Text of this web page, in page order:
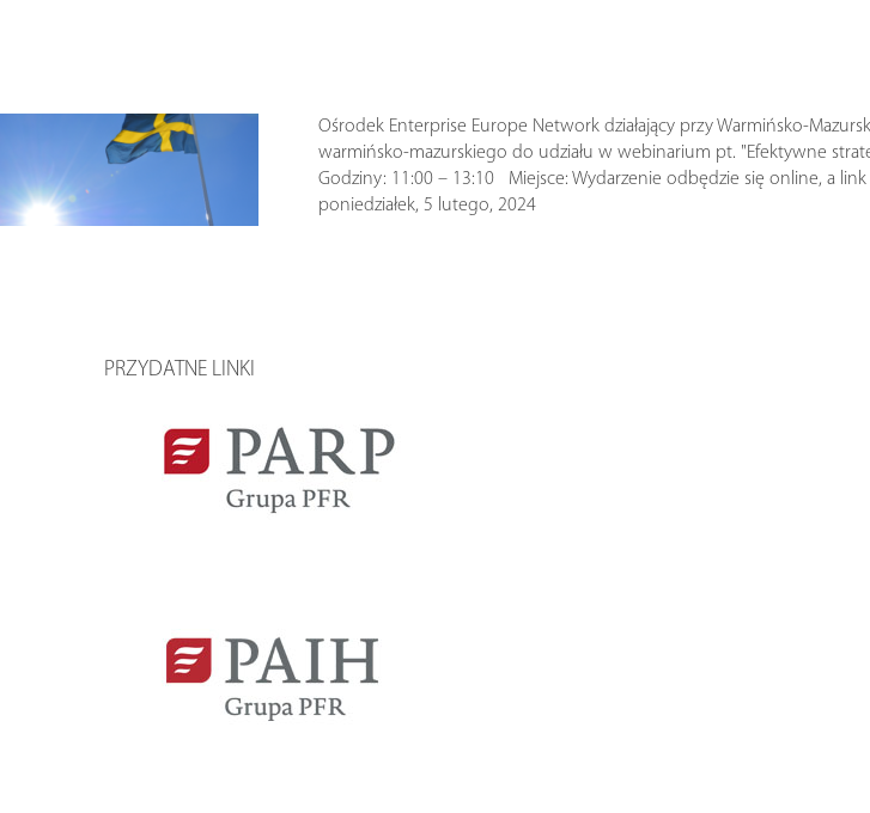
Ośrodek Enterprise Europe Network działający przy Warmińsko-
warmińsko-mazurskiego do udziału w webinarium pt. "Efektywne
Godziny: 11:00 – 13:10 Miejsce: Wydarzenie odbędzie się online, a link
poniedziałek, 5 lutego, 2024
PRZYDATNE LINKI